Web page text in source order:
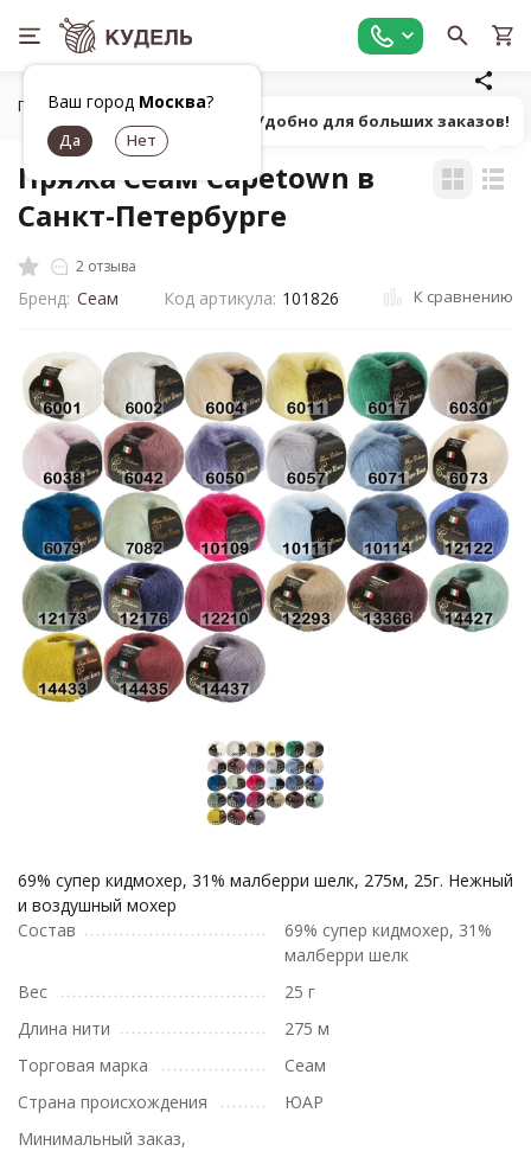
Ваш город Москва?
Главная Все для вязания
Пряжа Сеам Capetown в
Санкт-Петербурге
2 отзыва
Бренд: Сеам Код артикула: 101826 К сравнению
69% супер кидмохер, 31% малберри шелк, 275м, 25г. Нежный
и воздушный мохер
Состав
69% супер кидмохер, 31%
малберри шелк
Вес
25 г
Длина нити
275 м
Торговая марка
Сеам
Страна происхождения
ЮАР
Минимальный заказ,
Попробуй! Удобно для больших заказов!